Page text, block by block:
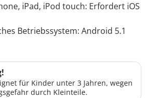
iPad, iPod touch: Erfordert iOS
Betriebssystem: Android 5.1
für Kinder unter 3 Jahren, wegen
durch Kleinteile.